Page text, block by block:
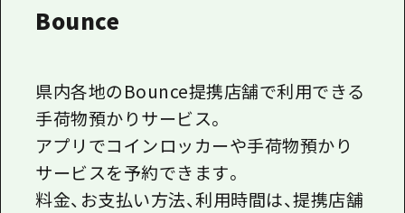
Bounce
県内各地のBounce提携店舗で利用できる
手荷物預かりサービス。
アプリでコインロッカーや手荷物預かり
サービスを予約できます。
料金、お支払い方法、利用時間は、提携店舗